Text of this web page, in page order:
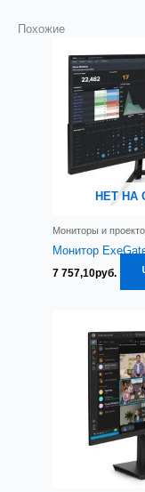
Похожие
НЕТ НА
Мониторы и
Монитор
7 757,10руб.